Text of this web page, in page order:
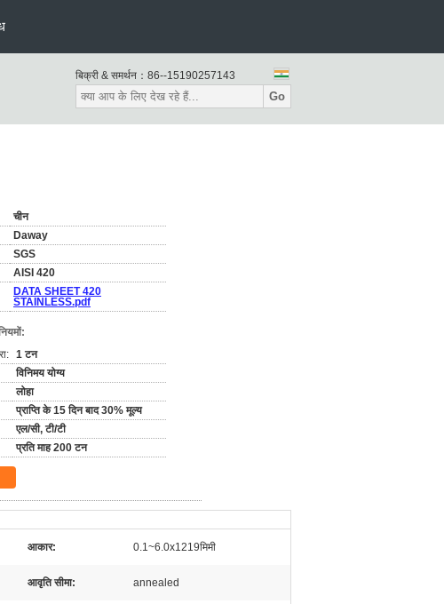
बिक्री & समर्थन： 86--15190257143
Go
चीन
Daway
SGS
AISI 420
DATA SHEET 420
STAINLESS.pdf
1 टन
विनिमय योग्य
लोहा
प्राप्ति के 15 दिन बाद 30% मूल्य
एल/सी, टी/टी
प्रति माह 200 टन
आकार: 0.1~6.0x1219मिमी
आवृति सीमा: annealed